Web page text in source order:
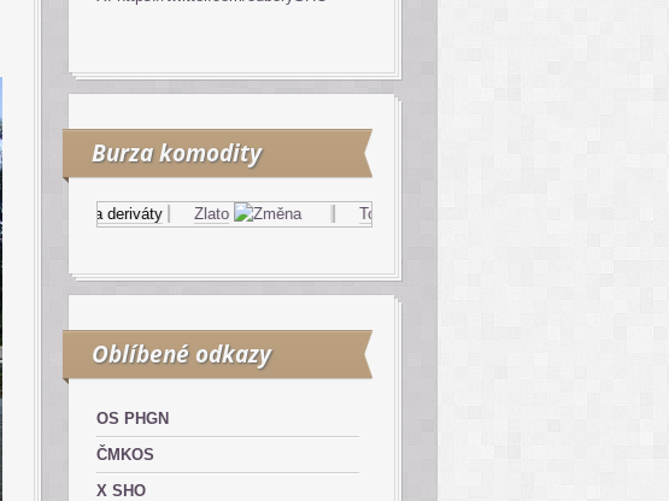
Burza komodity
Komodity a deriváty Zlato Topný olej
Oblíbené odkazy
OS PHGN
ČMKOS
X SHO